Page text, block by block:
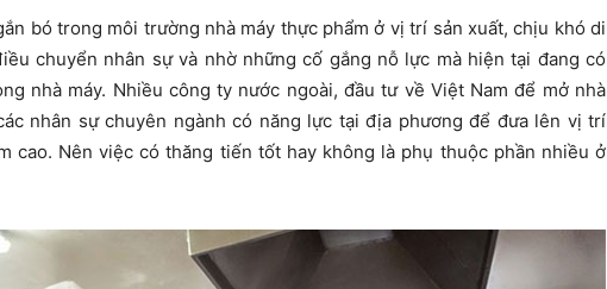
bó trong môi trường nhà máy thực phẩm ở vị trí sản xuất, chịu khó di
chuyển nhân sự và nhờ những cố gắng nỗ lực mà hiện tại đang có
nhà máy. Nhiều công ty nước ngoài, đầu tư về Việt Nam để mở nhà
nhân sự chuyên ngành có năng lực tại địa phương để đưa lên vị trí
cao. Nên việc có thăng tiến tốt hay không là phụ thuộc phần nhiều ở